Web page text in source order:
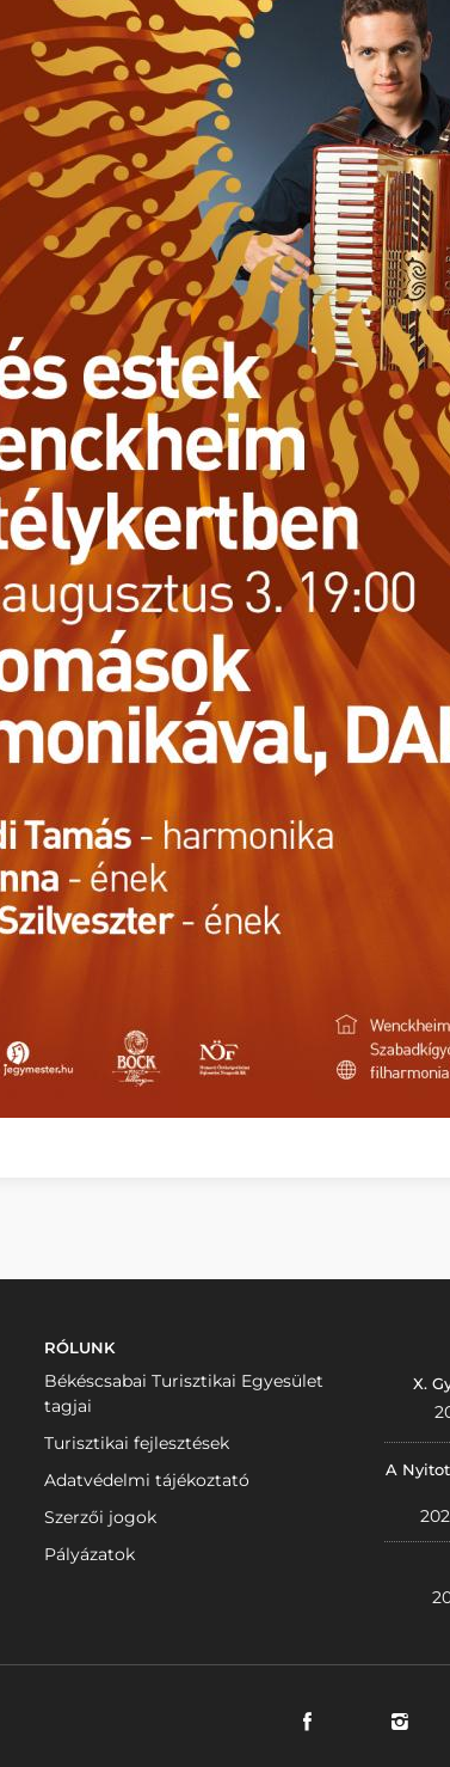
RÓLUNK
Békéscsabai Turisztikai Egyesület
tagjai
Turisztikai fejlesztések
Adatvédelmi tájékoztató
Szerzői jogok
Pályázatok
X.
A